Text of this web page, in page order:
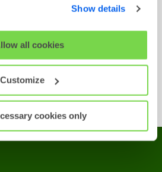
Statement
Show details
all cookies
Customize
cookies only
Informacji
Informacji